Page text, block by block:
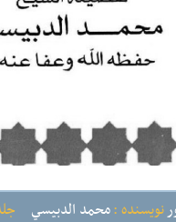
نویسنده :محمد الدبيسي